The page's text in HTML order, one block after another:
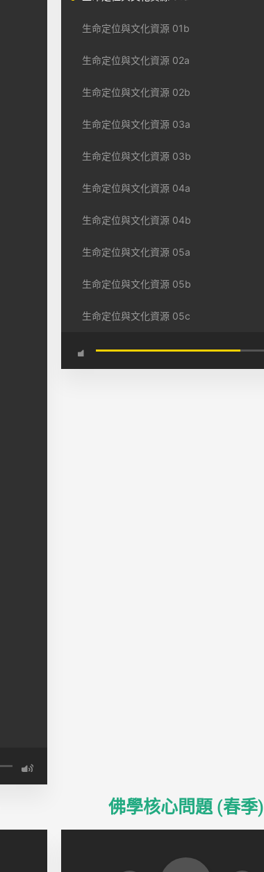
生命定位與文化資源 01b
生命定位與文化資源 02a
生命定位與文化資源 02b
生命定位與文化資源 03a
生命定位與文化資源 03b
生命定位與文化資源 04a
生命定位與文化資源 04b
生命定位與文化資源 05a
生命定位與文化資源 05b
生命定位與文化資源 05c
佛學核心問題 (春季)